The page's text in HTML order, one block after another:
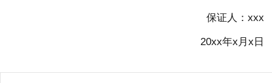
保证人：xxx
20xx年x月x日